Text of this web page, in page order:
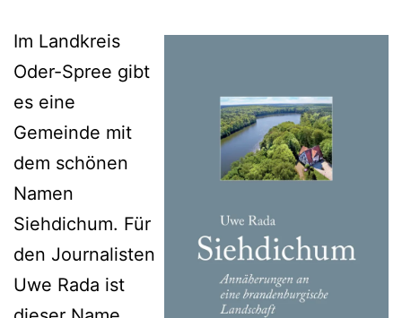
Im Landkreis
Oder-Spree gibt
es eine
Gemeinde mit
dem schönen
Namen
Siehdichum. Für
den Journalisten
Uwe Rada ist